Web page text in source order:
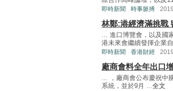
即時新聞 時事脈搏
林鄭:港經濟滿挑戰
... 進口博覽會，以及國
港未來會繼續發揮企業
即時新聞 香港財經
廠商會料全年出口
... ，廠商會公布慶祝中
系統，並於9月 ...全文